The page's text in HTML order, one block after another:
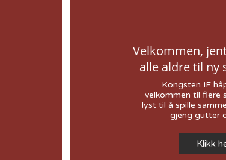
Velkommen,
alle aldre til ny
Kongsten IF
velkommen til flere
lyst til å spille
gjeng gutter
Klikk